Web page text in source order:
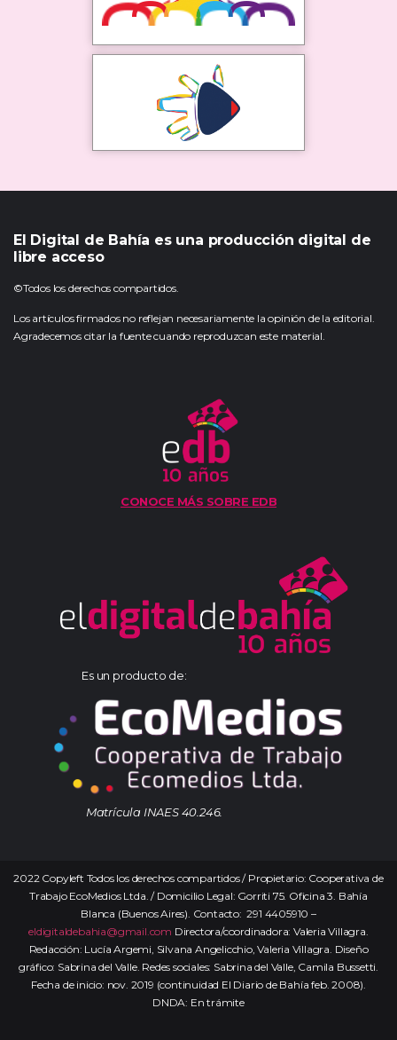
El Digital de Bahía es una producción digital de
libre acceso
©Todos los derechos compartidos.
Los artículos firmados no reflejan necesariamente la opinión de la editorial.
Agradecemos citar la fuente cuando reproduzcan este material.
CONOCE MÁS SOBRE EDB
Es un producto de:
Matrícula INAES 40.246.
2022 Copyleft Todos los derechos compartidos / Propietario: Cooperativa de
Trabajo EcoMedios Ltda. / Domicilio Legal: Gorriti 75. Oficina 3. Bahía
Blanca (Buenos Aires). Contacto: 291 4405910 –
eldigitaldebahia@gmail.com Directora/coordinadora: Valeria Villagra.
Redacción: Lucía Argemi, Silvana Angelicchio, Valeria Villagra. Diseño
gráfico: Sabrina del Valle. Redes sociales: Sabrina del Valle, Camila Bussetti.
Fecha de inicio: nov. 2019 (continuidad El Diario de Bahía feb. 2008).
DNDA: En trámite